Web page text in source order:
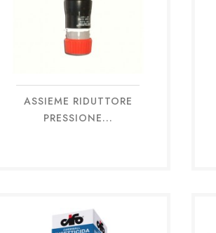
ASSIEME RIDUTTORE
PRESSIONE...
Anteprima